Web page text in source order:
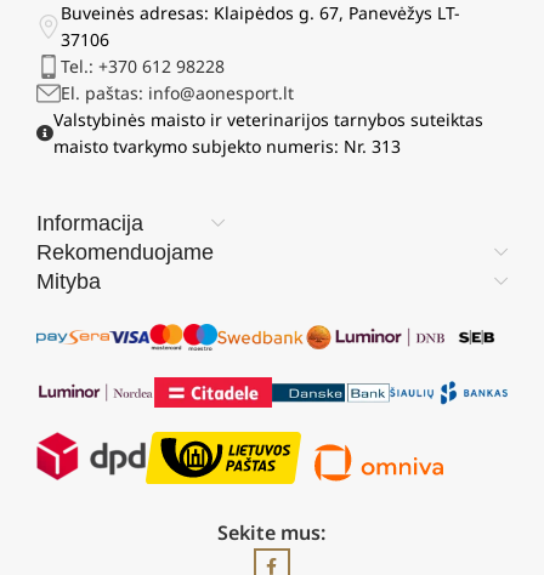
Buveinės adresas: Klaipėdos g. 67, Panevėžys LT-
37106
Tel.: +370 612 98228
El. paštas: info@aonesport.lt
Valstybinės maisto ir veterinarijos tarnybos suteiktas
maisto tvarkymo subjekto numeris: Nr. 313
Informacija
Rekomenduojame
Mityba
Sekite mus: